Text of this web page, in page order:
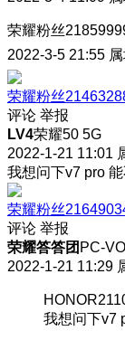
荣耀粉丝
2022-3-5 21:55
荣耀粉丝
评论 举报
LV4荣耀50 5G
2022-1-21 11:01
我想问下v7 pro
荣耀粉丝
评论 举报
荣耀答答团 PC-
2022-1-21 11:29
我想问下v7